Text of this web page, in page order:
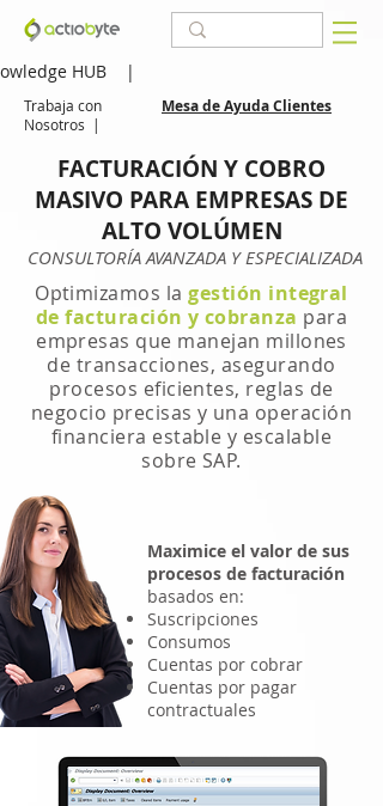
HUB |
Trabaja con
Nosotros |
Mesa de Ayuda Clientes
FACTURACIÓN Y COBRO
MASIVO PARA EMPRESAS DE
ALTO VOLÚMEN
CONSULTORÍA AVANZADA Y ESPECIALIZADA
Optimizamos lagestión integral
de facturación y cobranza para
empresas que manejan millones
de transacciones, asegurando
procesos eficientes, reglas de
negocio precisas y una operación
financiera estable y escalable
sobre SAP.
Maximice el valor de sus
procesos de facturación
basados en:
Suscripciones
Consumos
Cuentas por cobrar
Cuentas por pagar
contractuales